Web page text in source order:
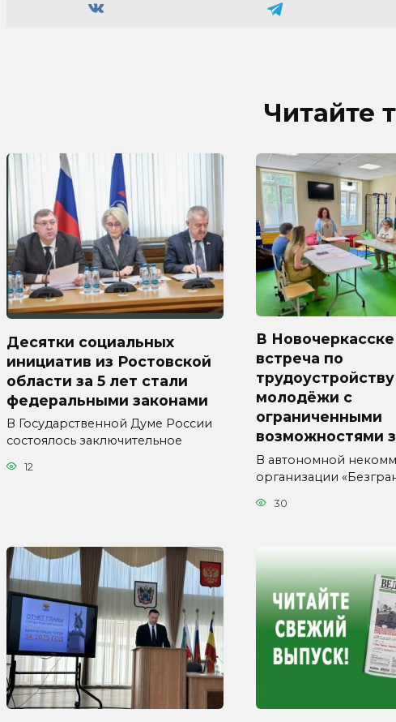
Читайте
Десятки социальных
инициатив из Ростовской
области за 5 лет стали
федеральными законами
В Государственной Думе России
состоялось заключительное
12
В
встреча по
трудоустройству
молодёжи с
ограниченными
возможностями
В автономной
организации
30